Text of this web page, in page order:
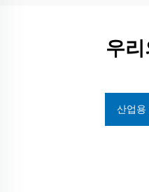
우
산업용